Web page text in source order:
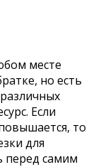
месте
но есть
Если
то
для
перед самим